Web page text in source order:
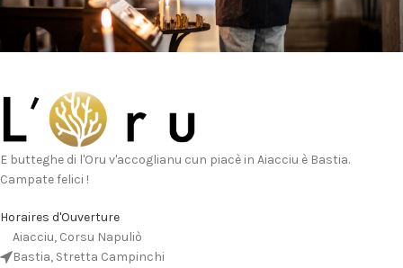
E butteghe di l'Oru v'accoglianu cun piacè in Aiacciu è Bastia.
Campate felici !
Horaires d'Ouverture
Aiacciu, Corsu Napuliò
Bastia, Stretta Campinchi